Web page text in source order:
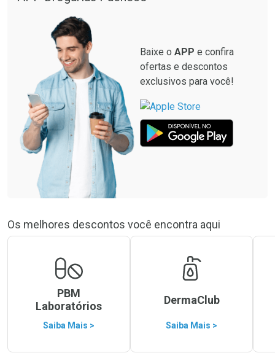
Baixe o APP e confira
ofertas e descontos
exclusivos para você!
Os melhores descontos você encontra aqui
PBM
Laboratórios
Saiba Mais >
DermaClub
Saiba Mais >